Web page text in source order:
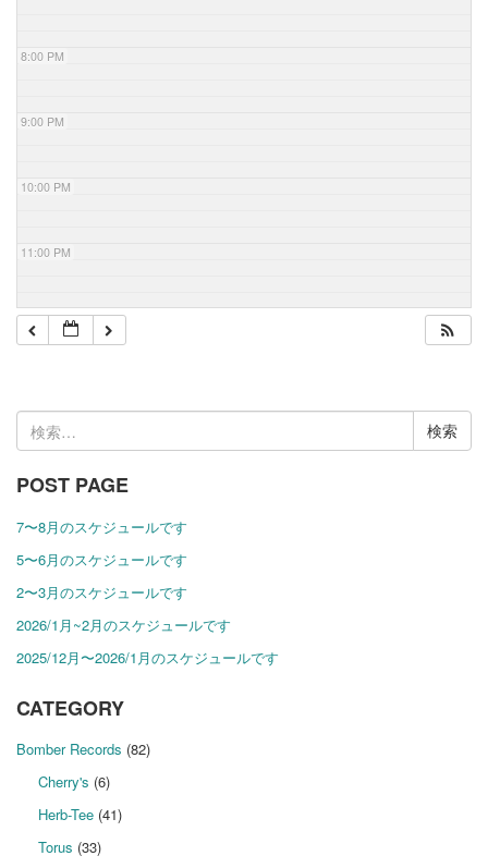
8:00 PM
9:00 PM
10:00 PM
11:00 PM
検
索:
POST PAGE
7〜8月のスケジュールです
5〜6月のスケジュールです
2〜3月のスケジュールです
2026/1月~2月のスケジュールです
2025/12月〜2026/1月のスケジュールです
CATEGORY
Bomber Records (82)
Cherry's (6)
Herb-Tee(41)
Torus (33)